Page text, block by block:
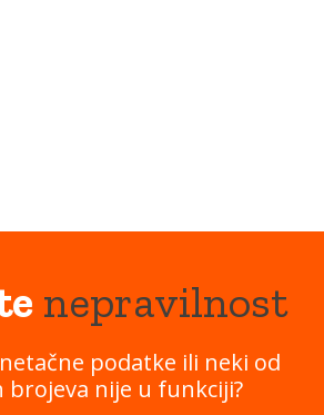
nepravilnost
podatke ili neki od
brojeva nije u funkciji?